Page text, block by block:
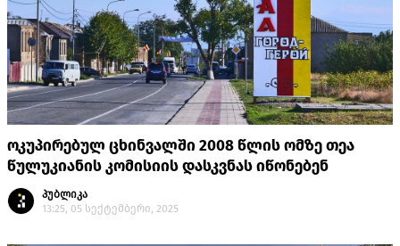
ოკუპირებულ ცხინვალში 2008 წლის ომზე თეა
წულუკიანის კომისიის დასკვნას იწონებენ
პუბლიკა
13:25, 05 სექტემბერი, 2025